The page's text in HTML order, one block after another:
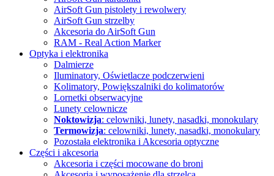
AirSoft Gun pistolety i rewolwery
AirSoft Gun strzelby
Akcesoria do AirSoft Gun
RAM - Real Action Marker
Optyka i elektronika
Dalmierze
Iluminatory, Oświetlacze podczerwieni
Kolimatory, Powiększalniki do kolimatorów
Lornetki obserwacyjne
Lunety celownicze
Noktowizja: celowniki, lunety, nasadki, monokulary
Termowizja: celowniki, lunety, nasadki, monokulary
Pozostała elektronika i Akcesoria optyczne
Części i akcesoria
Akcesoria i części mocowane do broni